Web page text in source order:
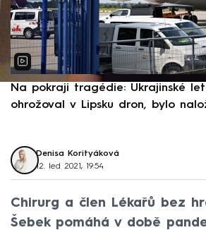
Na pokraji tragédie: Ukrajinské
ohrožoval v Lipsku dron, bylo
Denisa Korityáková
12. led 2021, 19:54
Chirurg a člen Lékařů bez
Šebek pomáhá v době